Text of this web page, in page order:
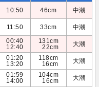
10:50 46cm 中潮
11:50 33cm 中潮
00:40
12:40
131cm
22cm
大潮
01:20
13:20
118cm
16cm
大潮
01:59
14:00
104cm
16cm
大潮